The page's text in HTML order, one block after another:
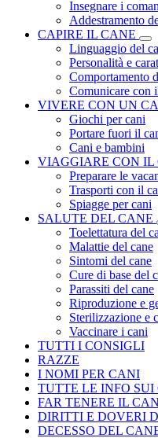
Insegnare i
Addestramento
CAPIRE IL CANE
Linguaggio del
Personalità e
Comportamento
Comunicare con
VIVERE CON UN
Giochi per cani
Portare fuori il
Cani e bambini
VIAGGIARE CON IL
Preparare le
Trasporti con il
Spiagge per cani
SALUTE DEL CANE
Toelettatura del
Malattie del cane
Sintomi del cane
Cure di base del
Parassiti del cane
Riproduzione e
Sterilizzazione e
Vaccinare i cani
TUTTI I CONSIGLI
RAZZE
I NOMI PER CANI
TUTTE LE INFO SUI
FAR TENERE IL
DIRITTI E DOVERI
DECESSO DEL